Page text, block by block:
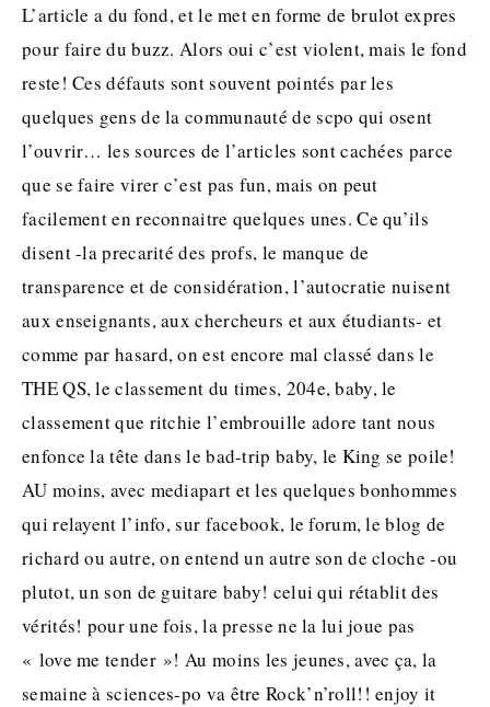
L’article a du fond, et le met en forme de brulot expres
pour faire du buzz. Alors oui c’est violent, mais le fond
reste! Ces défauts sont souvent pointés par les
quelques gens de la communauté de scpo qui osent
l’ouvrir… les sources de l’articles sont cachées parce
que se faire virer c’est pas fun, mais on peut
facilement en reconnaitre quelques unes. Ce qu’ils
disent -la precarité des profs, le manque de
transparence et de considération, l’autocratie nuisent
aux enseignants, aux chercheurs et aux étudiants- et
comme par hasard, on est encore mal classé dans le
THE QS, le classement du times, 204e, baby, le
classement que ritchie l’embrouille adore tant nous
enfonce la tête dans le bad-trip baby, le King se poile!
AU moins, avec mediapart et les quelques bonhommes
qui relayent l’info, sur facebook, le forum, le blog de
richard ou autre, on entend un autre son de cloche -ou
plutot, un son de guitare baby! celui qui rétablit des
vérités! pour une fois, la presse ne la lui joue pas
« love me tender »! Au moins les jeunes, avec ça, la
semaine à sciences-po va être Rock’n’roll!! enjoy it